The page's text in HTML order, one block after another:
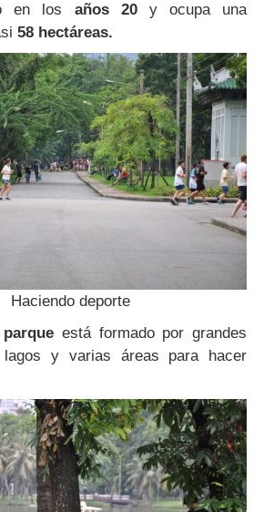
en los años 20y ocupa una
58 hectáreas.
Haciendo deporte
está formado por grandes
lagos y varias áreas para hacer